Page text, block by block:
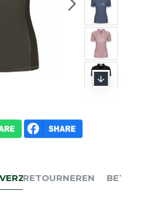
VERZENDEN
RETOURNEREN BETALEN